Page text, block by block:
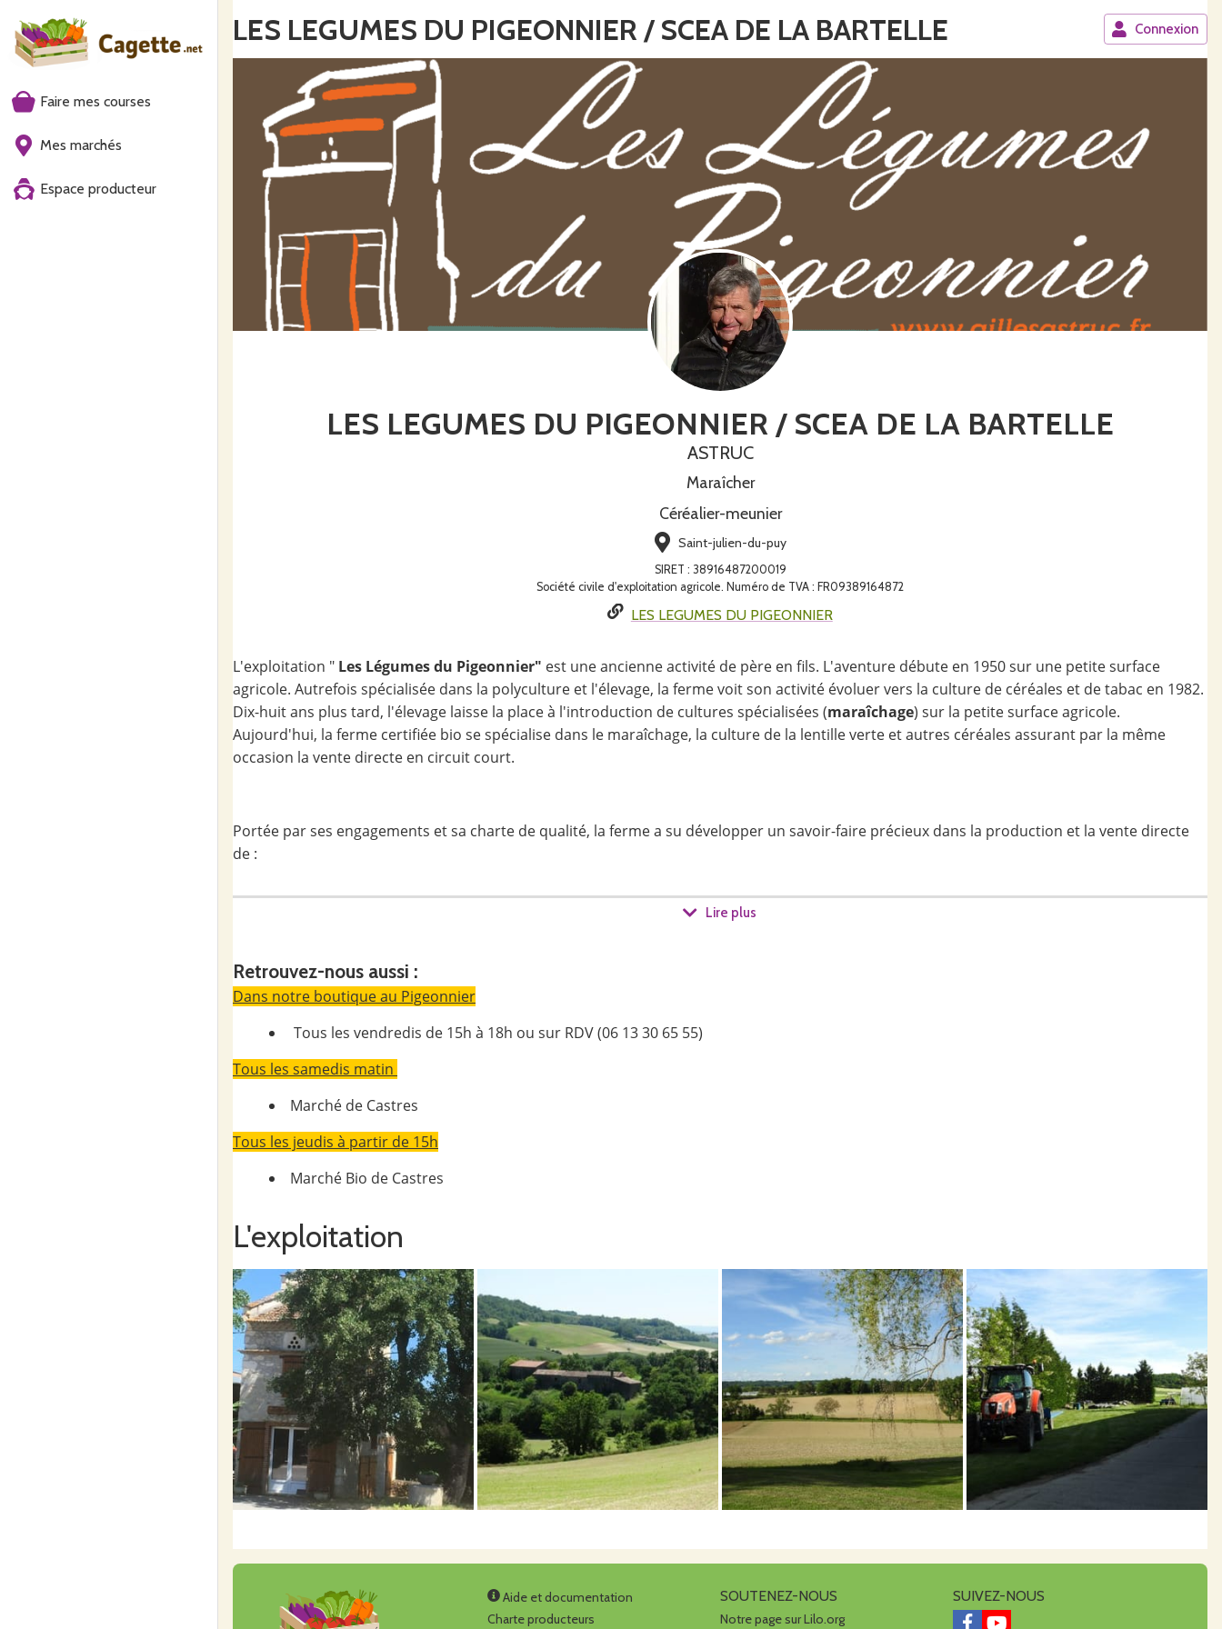
Faire mes courses
Mes marchés
Espace producteur
LES LEGUMES DU PIGEONNIER / SCEA DE LA BARTELLE Connexion
LES LEGUMES DU PIGEONNIER / SCEA DE LA BARTELLE
ASTRUC
Maraîcher
Céréalier-meunier
Saint-julien-du-puy
SIRET : 38916487200019
Société civile d'exploitation agricole. Numéro de TVA : FR09389164872
LES LEGUMES DU PIGEONNIER
L'exploitation " Les Légumes du Pigeonnier" est une ancienne activité de père en fils. L'aventure débute en 1950 sur une petite surface
agricole. Autrefois spécialisée dans la polyculture et l'élevage, la ferme voit son activité évoluer vers la culture de céréales et de tabac en 1982.
Dix-huit ans plus tard, l'élevage laisse la place à l'introduction de cultures spécialisées (maraîchage) sur la petite surface agricole.
Aujourd'hui, la ferme certifiée bio se spécialise dans le maraîchage, la culture de la lentille verte et autres céréales assurant par la même
occasion la vente directe en circuit court.
Portée par ses engagements et sa charte de qualité, la ferme a su développer un savoir-faire précieux dans la production et la vente directe
de :
Pois chiches,
Diverses farines (blé issu de variétés anciennes, lentilles, pois chiche, sarrasin, maïs..) transformées à la ferme,
Potimarrons, butternuts et autres courges, pommes de terre, patates douces, ail, oignons, courgettes, poireaux, carottes, tomates,
poireaux, poivrons, aubergines.
Produits transformés comme des pois chiches cuits, de la sauce tomate et de la confiture de potimarron.
Au début de l'automne et en hiver, la ferme assure la production et la vente directe d'un large panel de cucurbitacées (
variétés environ
Jack Be Little, coloquintes, etc.
Grâce à la confiance de notre clientèle, nous avons pu perenniser l'emploi de deux salariés et également l'emploi de saisonniers (souvent de
jeunes étudiants) lors des récoltes de légumes.
Lire plus
Retrouvez-nous aussi :
Dans notre boutique au Pigeonnier
Tous les vendredis de 15h à 18h ou sur RDV (06 13 30 65 55)
Tous les samedis matin
Marché de Castres
Tous les jeudis à partir de 15h
Marché Bio de Castres
L'exploitation
Aide et documentation
Charte producteurs
SOUTENEZ-NOUS
Notre page sur Lilo.org
SUIVEZ-NOUS